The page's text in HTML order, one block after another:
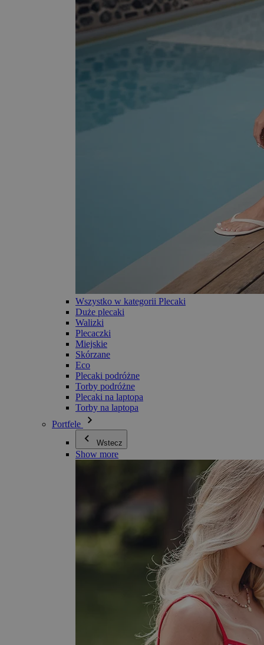
Wszystko w kategorii Plecaki
Duże plecaki
Walizki
Plecaczki
Miejskie
Skórzane
Eco
Plecaki podróżne
Torby podróżne
Plecaki na laptopa
Torby na laptopa
Portfele
Wstecz
Show more